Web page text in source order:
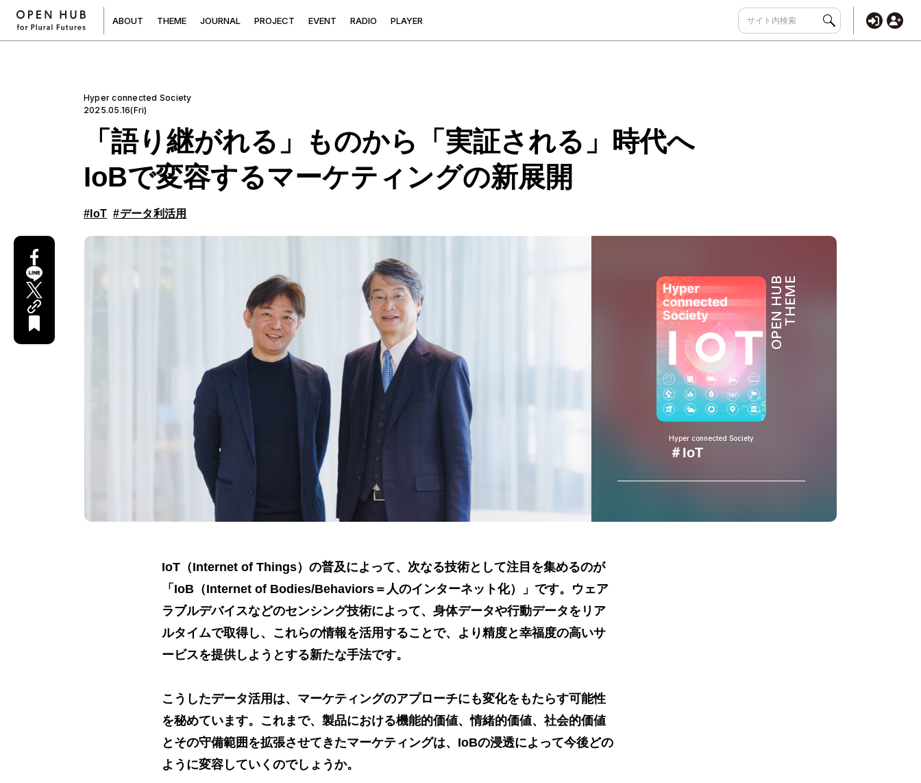
ABOUT THEME JOURNAL PROJECT EVENT RADIO PLAYER
Hyper connected Society
2025.05.16(Fri)
「語り継がれる」ものから「実証される」時代へ
IoBで変容するマーケティングの新展開
#IoT #データ利活用
OPEN HUBTHEME
Hyper connected Society
＃IoT
IoT（Internet of Things）の普及によって、次なる技術として注目を集めるのが
「IoB（Internet of Bodies/Behaviors＝人のインターネット化）」です。ウェア
ラブルデバイスなどのセンシング技術によって、身体データや行動データをリア
ルタイムで取得し、これらの情報を活用することで、より精度と幸福度の高いサ
ービスを提供しようとする新たな手法です。
こうしたデータ活用は、マーケティングのアプローチにも変化をもたらす可能性
を秘めています。これまで、製品における機能的価値、情緒的価値、社会的価値
とその守備範囲を拡張させてきたマーケティングは、IoBの浸透によって今後どの
ように変容していくのでしょうか。